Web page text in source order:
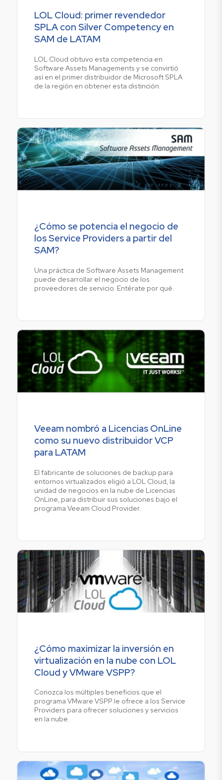
LOL Cloud: primer revendedor
SPLA con Silver Competency en
SAM de LATAM
LOL Cloud obtuvo esta competencia en
Software Assets Managements y se convirtió
así en el primer distribuidor de Microsoft SPLA
de la región en obtener esta distinción.
¿Cómo se potencia el negocio de
los Service Providers a partir del
SAM?
Una práctica de Software Assets Management
puede desarrollar el negocio de los
proveedores de servicio. Entérate por qué.
Veeam nombró a Licencias OnLine
como su nuevo distribuidor VCP
para LATAM
El fabricante de soluciones de backup para
entornos virtualizados eligió a LOL Cloud, la
unidad de negocios en la nube de Licencias
OnLine, para distribuir sus soluciones bajo el
programa Veeam Cloud Provider.
¿Cómo maximizar la inversión en
virtualización en la nube con LOL
Cloud y VMware VSPP?
Conozca los múltiples beneficios que el
programa VMware VSPP le ofrece a los Service
Providers para ofrecer soluciones y servicios
en la nube.